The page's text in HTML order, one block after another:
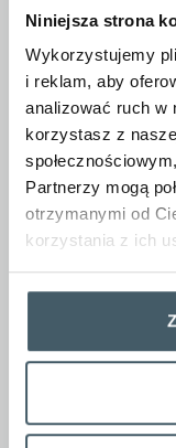
Niniejsza strona
Wykorzystujemy
i reklam, aby
analizować ruch w
korzystasz z
Partnerzy mogą
otrzymanymi od
korzystania z ich
Krzeszna – p.a.
sprawdź
p.a. Ostrzyce
Sławki – p.a.
p.a. Sławki Dolne
Somonino – p.a.
sprawdź
Somonino
sprawdź lokalizację
Kartuzy – p.a.
Lokalizacja
14.06.2026
Kościerzyna – p.a.
sprawdź
p.a. Kościerzyna,
p.a. Stężyca,
Gołubie
sprawdź lokalizację
Wieżyca – p.a.
sprawdź